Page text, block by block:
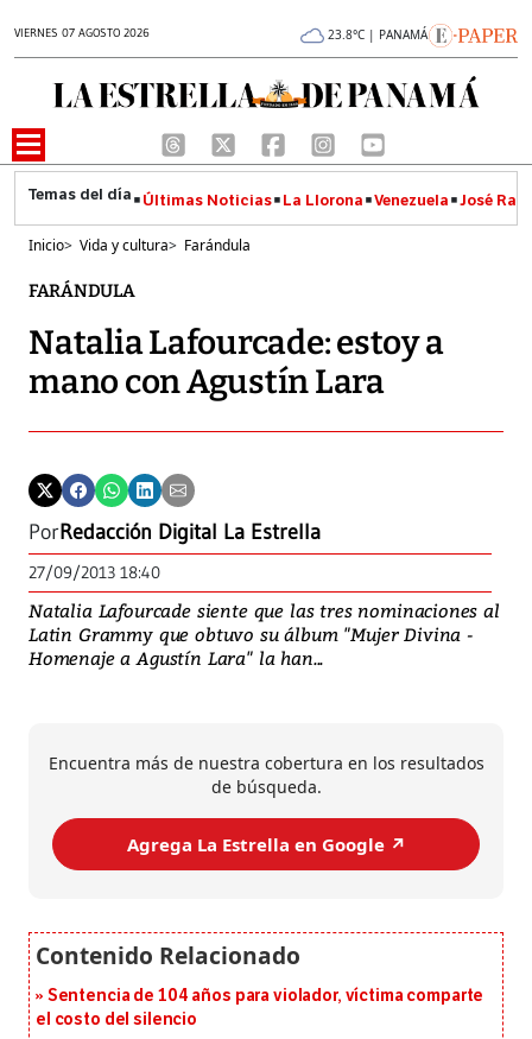
VIERNES 07 AGOSTO 2026 23.8°C | PANAMÁ
Últimas Noticias La Llorona Venezuela José
Inicio> Vida y cultura> Farándula
FARÁNDULA
Natalia Lafourcade: estoy a
mano con Agustín Lara
PorRedacción Digital La Estrella
27/09/2013 18:40
Natalia Lafourcade siente que las tres nominaciones al
Latin Grammy que obtuvo su álbum "Mujer Divina -
Homenaje a Agustín Lara" la han...
Encuentra más de nuestra cobertura en los resultados
de búsqueda.
Agrega La Estrella en Google ↗️
Sentencia de 104 años para violador, víctima comparte
el costo del silencio